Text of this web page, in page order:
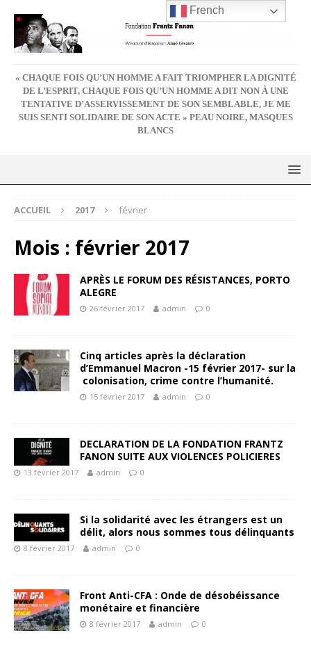
« CHAQUE FOIS QU’UN HOMME A FAIT TRIOMPHER LA DIGNITÉ
DE L’ESPRIT, CHAQUE FOIS QU’UN HOMME A DIT NON À UNE
TENTATIVE D’ASSERVISSEMENT DE SON SEMBLABLE, JE ME
SUIS SENTI SOLIDAIRE DE SON ACTE » PEAU NOIRE, MASQUES
BLANCS
ACCUEIL 2017 février
Mois : février 2017
APRÈS LE FORUM DES RÉSISTANCES, PORTO
ALEGRE
26 février 2017 admin 0
Cinq articles après la déclaration
d’Emmanuel Macron -15 février 2017- sur​ la
​ colonisation, crime contre l’humanité.
15 février 2017 admin 0
DECLARATION DE LA FONDATION FRANTZ
FANON SUITE AUX VIOLENCES POLICIERES
13 février 2017 admin 0
Si la solidarité avec les étrangers est un
délit, alors nous sommes tous délinquants
8 février 2017 admin 0
Front Anti-CFA : Onde de désobéissance
monétaire et financière
8 février 2017 admin 0
French